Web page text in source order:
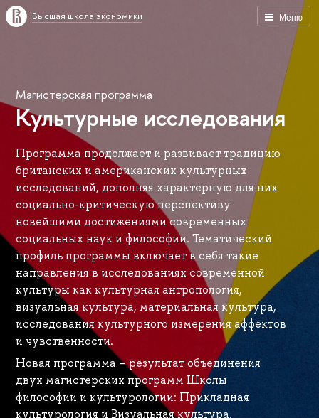
Меню
Высшая школа экономики
Магистерская программа
Культурные исследования
Программа продолжает и развивает традицию
британских и американских культурных
исследований, дополняя характерную для них
социально-критическую перспективу
новейшими достижениями современных
социальных наук и философии. Тематический
профиль программы включает в себя такие
направления в исследованиях современной
культуры как культурная антропология,
визуальная культура, материальная культура,
исследования культурного измерения аффектов
и чувственности.
Новая программа – результат объединения
двух магистерских программ Школы
философии и культурологии: Прикладная
культурология и Визуальная культура.